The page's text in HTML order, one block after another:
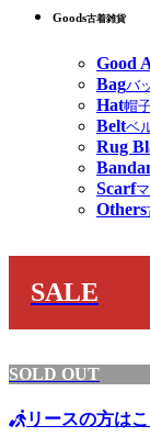
Goods古着雑貨
Good
Bagバ
Hat帽
Beltベ
Rug
Scarf
Others
SALE
SOLD OUT
リースの方は